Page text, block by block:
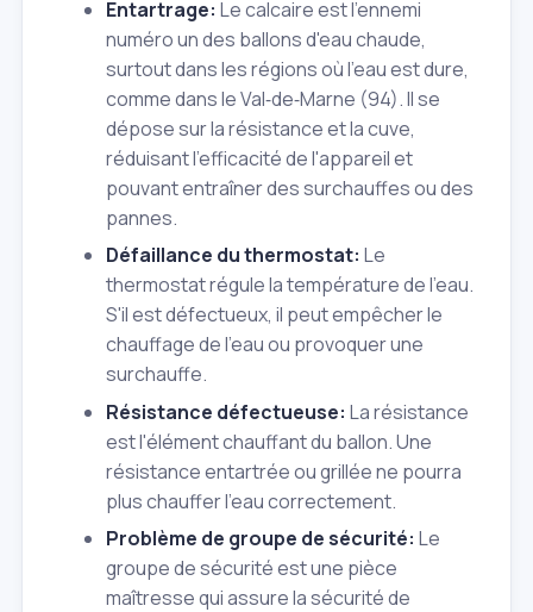
Entartrage: Le calcaire est l'ennemi
numéro un des ballons d'eau chaude,
surtout dans les régions où l'eau est dure,
comme dans le Val‑de‑Marne (94). Il se
dépose sur la résistance et la cuve,
réduisant l'efficacité de l'appareil et
pouvant entraîner des surchauffes ou des
pannes.
Défaillance du thermostat: Le
thermostat régule la température de l'eau.
S'il est défectueux, il peut empêcher le
chauffage de l'eau ou provoquer une
surchauffe.
Résistance défectueuse: La résistance
est l'élément chauffant du ballon. Une
résistance entartrée ou grillée ne pourra
plus chauffer l'eau correctement.
Problème de groupe de sécurité: Le
groupe de sécurité est une pièce
maîtresse qui assure la sécurité de